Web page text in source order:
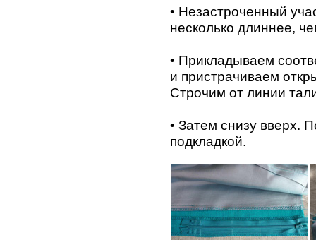
• Незастроченный
несколько длиннее,
• Прикладываем
и пристрачиваем
Строчим от линии
• Затем снизу вверх.
подкладкой.